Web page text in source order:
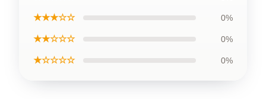
★★★☆☆ 0%
★★☆☆☆ 0%
★☆☆☆☆ 0%